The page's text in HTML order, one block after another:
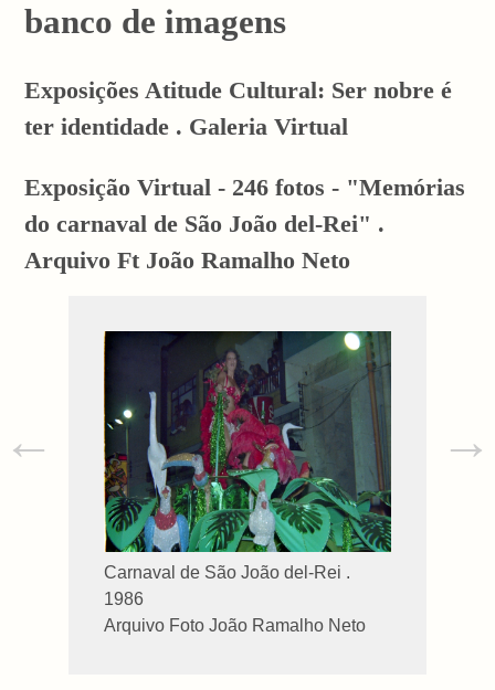
banco de imagens
Exposições Atitude Cultural: Ser nobre é
ter identidade . Galeria Virtual
Exposição Virtual - 246 fotos - "Memórias
do carnaval de São João del-Rei" .
Arquivo Ft João Ramalho Neto
Carnaval de São João del-Rei .
1986
Arquivo Foto João Ramalho Neto
← →